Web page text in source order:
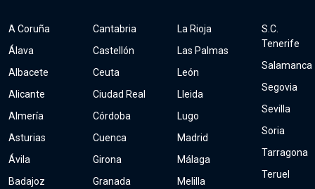
A Coruña
Álava
Albacete
Alicante
Almería
Asturias
Ávila
Badajoz
Cantabria
Castellón
Ceuta
Ciudad Real
Córdoba
Cuenca
Girona
Granada
La Rioja
Las Palmas
León
Lleida
Lugo
Madrid
Málaga
Melilla
S.C.
Tenerife
Salamanca
Segovia
Sevilla
Soria
Tarragona
Teruel